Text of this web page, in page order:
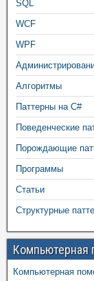
SQL
WCF
WPF
Алгоритмы
Паттерны на C#
Поведенческие
Порождающие
Программы
Статьи
Структурные
Компьютерная
Компьютерная